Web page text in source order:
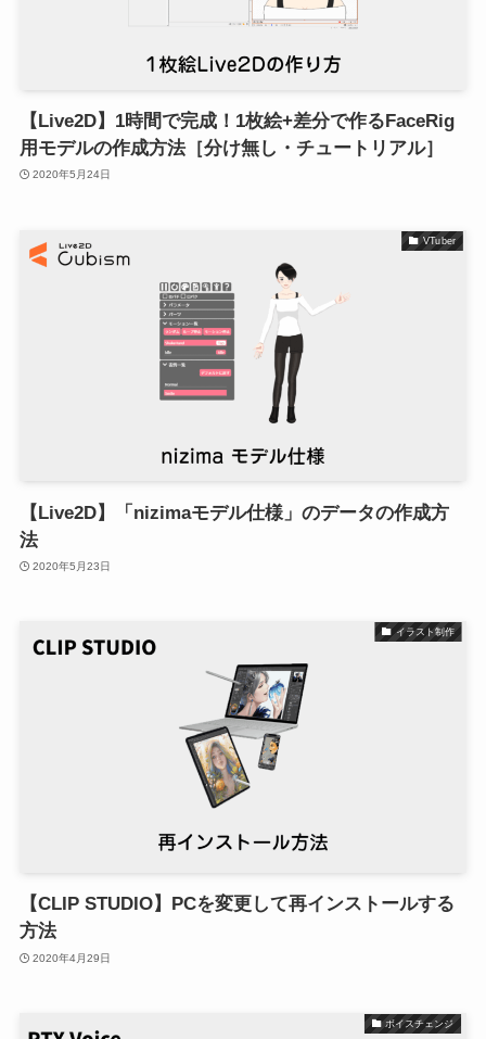
【Live2D】1時間で完成！1枚絵+差分で作るFaceRig
用モデルの作成方法［分け無し・チュートリアル］
2020年5月24日
VTuber
【Live2D】「nizimaモデル仕様」のデータの作成方
法
2020年5月23日
イラスト制作
【CLIP STUDIO】PCを変更して再インストールする
方法
2020年4月29日
ボイスチェンジ